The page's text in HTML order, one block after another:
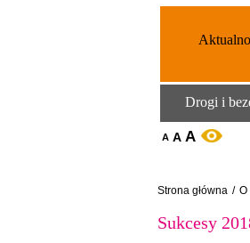
Drogi i
A A A WERSJA
Strona główna / O
Sukcesy